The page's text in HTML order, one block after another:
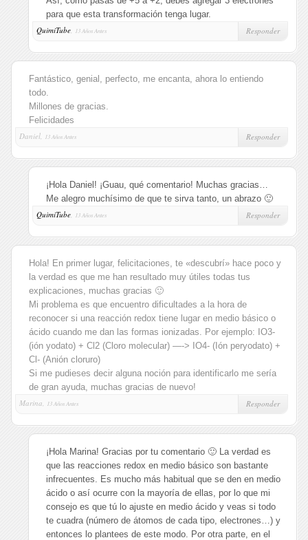
para que esta transformación tenga lugar.
QuimiTube, 13 Años Antes Responder
Fantástico, genial, perfecto, me encanta, ahora lo entiendo
todo.
Millones de gracias.
Felicidades
Daniel,
13 Años Antes Responder
¡Hola Daniel! ¡Guau, qué comentario! Muchas gracias…
Me alegro muchísimo de que te sirva tanto, un abrazo 🙂
QuimiTube, 13 Años Antes Responder
Hola! En primer lugar, felicitaciones, te «descubrí» hace poco y
la verdad es que me han resultado muy útiles todas tus
explicaciones, muchas gracias 🙂
Mi problema es que encuentro dificultades a la hora de
reconocer si una reacción redox tiene lugar en medio básico o
ácido cuando me dan las formas ionizadas. Por ejemplo: IO3-
(ión yodato) + Cl2 (Cloro molecular) —-> IO4- (Ión peryodato) +
Cl- (Anión cloruro)
Si me pudieses decir alguna noción para identificarlo me sería
de gran ayuda, muchas gracias de nuevo!
Marina,
13 Años Antes Responder
¡Hola Marina! Gracias por tu comentario 🙂 La verdad es
que las reacciones redox en medio básico son bastante
infrecuentes. Es mucho más habitual que se den en medio
ácido o así ocurre con la mayoría de ellas, por lo que mi
consejo es que tú lo ajuste en medio ácido y veas si todo
te cuadra (número de átomos de cada tipo, electrones…) y
entonces lo plantees de este modo. Por otra parte, en el